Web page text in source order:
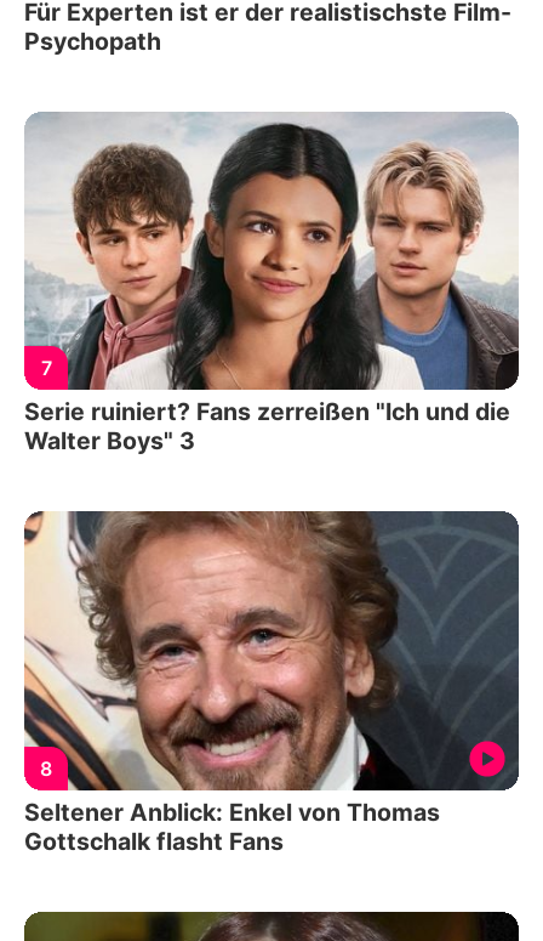
Für Experten ist er der realistischste Film-
Psychopath
7
Serie ruiniert? Fans zerreißen "Ich und die
Walter Boys" 3
8
Seltener Anblick: Enkel von Thomas
Gottschalk flasht Fans